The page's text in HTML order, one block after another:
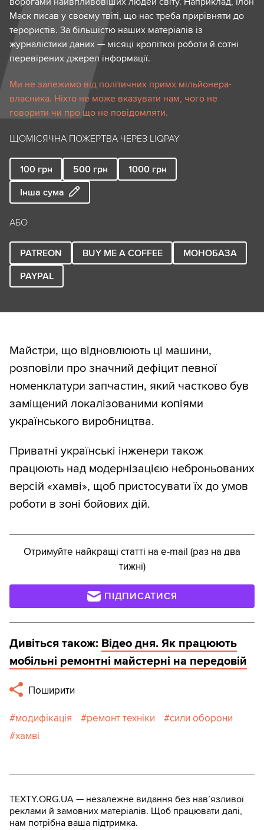
Маск писав у своєму твіті, що нас треба прирівняти до
терористів. За більшістю наших матеріалів із
журналістики даних — місяці кропіткої роботи й сотні
перевірених джерел інформації.
Ми не залежимо від політичних примх мільйонера-
власника. Ніхто не може вказувати нам, чого не
говорити чи про що не повідомляти.
ЩОМІСЯЧНА ПОЖЕРТВА ЧЕРЕЗ LIQPAY
100 грн 500 грн 1000 грн
Інша сума
АБО
PATREON BUY ME A COFFEE
МОНОБАЗА
PAYPAL
Майстри, що відновлюють ці машини,
розповіли про значний дефіцит певної
номенклатури запчастин, який частково був
заміщений локалізованими копіями
українського виробництва.
Приватні українські інженери також
працюють над модернізацією неброньованих
версій «хамві», щоб пристосувати їх до умов
роботи в зоні бойових дій.
Отримуйте найкращі статті на e-mail (раз на два
тижні)
ПІДПИСАТИСЯ
Дивіться також: Відео дня. Як працюють
мобільні ремонтні майстерні на передовій
Поширити
модифікація ремонт техніки
сили оборони
хамві
TEXTY.ORG.UA — незалежне видання без навʼязливої
реклами й замовних матеріалів. Щоб працювати далі,
нам потрібна ваша підтримка.